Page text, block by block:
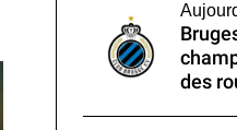
des